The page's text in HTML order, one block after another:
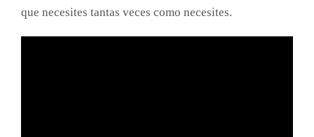
que necesites tantas veces como necesites.